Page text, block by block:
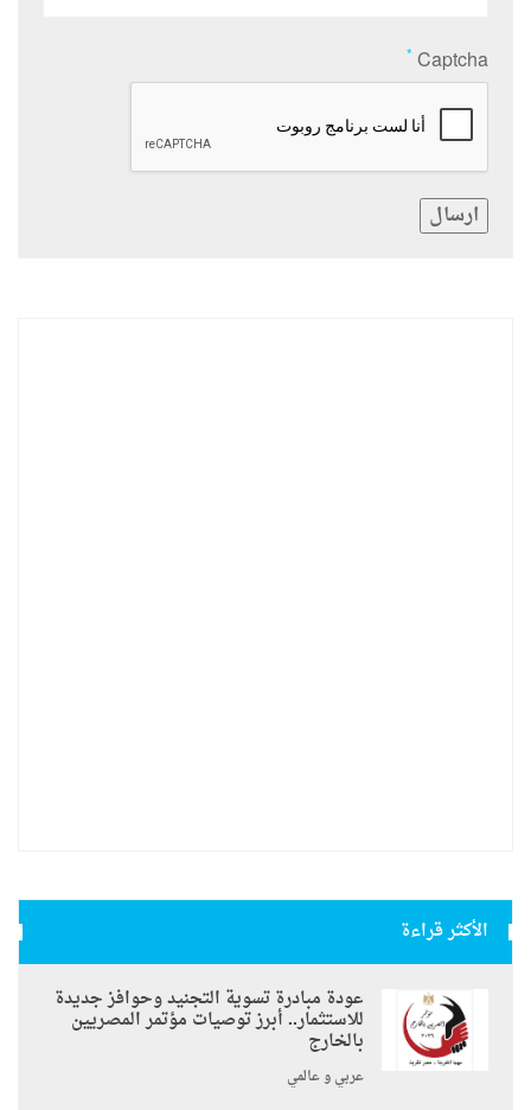
Captcha
*
ارسال
الأكثر قراءة
عودة مبادرة تسوية التجنيد وحوافز جديدة
للاستثمار.. أبرز توصيات مؤتمر المصريين
بالخارج
عربي و عالمي